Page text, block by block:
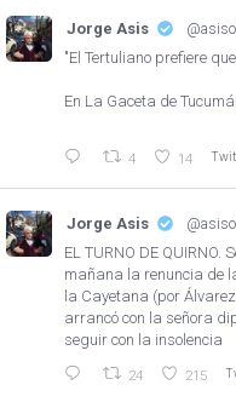
Jorge Asis
"El Tertuliano prefiere
En La Gaceta de
4 14
Jorge Asis
EL TURNO DE QUIRNO.
mañana la renuncia de
la Cayetana (por
arrancó con la señora
seguir con la insolencia
24 215